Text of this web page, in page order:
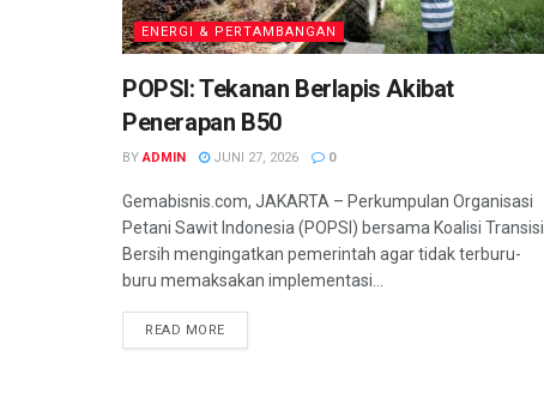
ENERGI & PERTAMBANGAN
POPSI: Tekanan Berlapis Akibat
Penerapan B50
BY ADMIN JUNI 27, 2026 0
Gemabisnis.com, JAKARTA – Perkumpulan Organisasi
Petani Sawit Indonesia (POPSI) bersama Koalisi Transisi
Bersih mengingatkan pemerintah agar tidak terburu-
buru memaksakan implementasi...
READ MORE